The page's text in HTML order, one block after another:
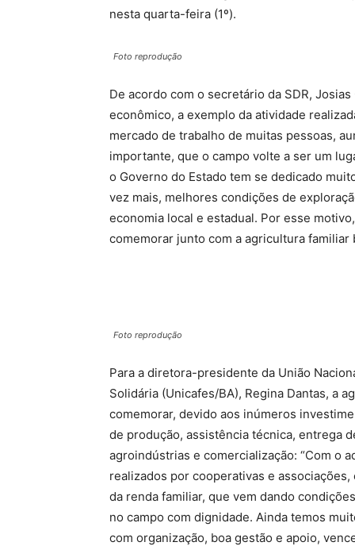
nesta quarta-feira (1º).
Foto reprodução
De acordo com o secretário da SDR,
econômico, a exemplo da atividade
mercado de trabalho de muitas pessoas,
importante, que o campo volte a ser um
o Governo do Estado tem se dedicado
vez mais, melhores condições de
economia local e estadual. Por esse
comemorar junto com a agricultura familiar
Foto reprodução
Para a diretora-presidente da União
Solidária (Unicafes/BA), Regina Dantas, a
comemorar, devido aos inúmeros
de produção, assistência técnica, entrega
agroindústrias e comercialização: “Com o
realizados por cooperativas e
da renda familiar, que vem dando
no campo com dignidade. Ainda temos
com organização, boa gestão e apoio,